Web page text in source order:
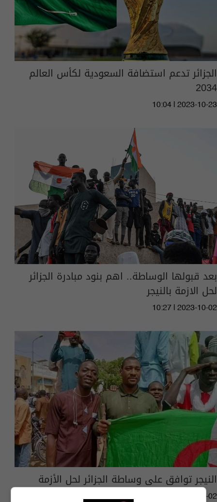
الجزائر تدعم استضافة السعودية لكأس العالم
2034
10:04 | 2023-10-23
بعد قبولها الوساطة.. اهم بنود مبادرة الجزائر
لحل الازمة بالنيجر
10:27 | 2023-10-02
النيجر توافق على وساطة الجزائر لحل الأزمة
08:55 | 2023-10-02